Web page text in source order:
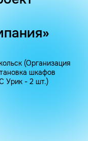
(Организация
шкафов
Урик - 2 шт.)